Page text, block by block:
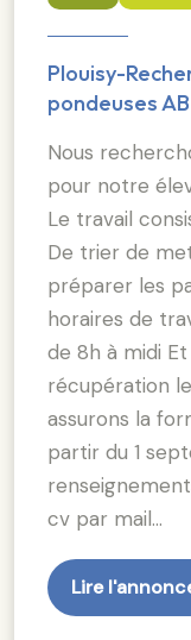
Plouisy-
pondeuses AB
Nous
pour notre
Le travail
De trier de
préparer les
horaires de
de 8h à midi
récupération
assurons la
partir du 1
cv par mail…
Lire